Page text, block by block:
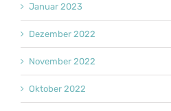
Januar 2023
Dezember 2022
November 2022
Oktober 2022